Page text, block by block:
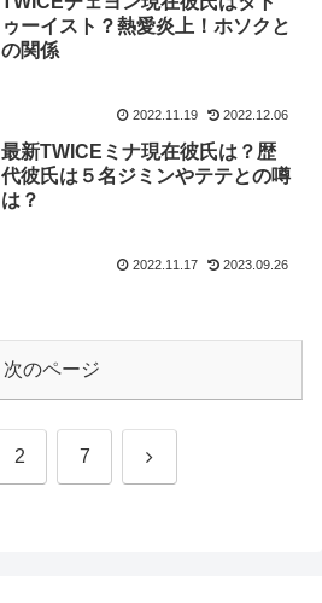
ゥーイスト？熱愛炎上！ホソクと
の関係
2022.11.19 2022.12.06
最新TWICEミナ現在彼氏は？歴
代彼氏は５名ジミンやテテとの噂
は？
2022.11.17 2023.09.26
次のページ
2 7 次